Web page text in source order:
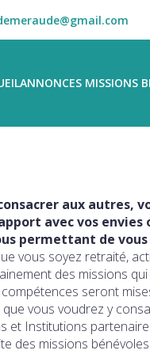
ANNONCES MISSIONS
aux autres,
avec vos envies
permettant de
vous soyez retraité,
des missions
seront
vous voudrez y
et Institutions
des missions bénévoles.